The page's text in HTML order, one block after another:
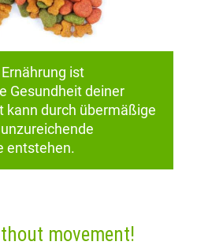
ist
Gesundheit deiner
kann durch übermäßige
entstehen.
movement!